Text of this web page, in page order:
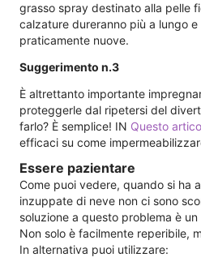
grasso spray destinato alla pelle
calzature dureranno più a lungo e
praticamente nuove.
Suggerimento n.3
È altrettanto importante
proteggerle dal ripetersi del
farlo? È semplice! IN Questo
efficaci su come
Essere pazientare
Come puoi vedere, quando si ha
inzuppate di neve non ci sono
soluzione a questo problema è
Non solo è facilmente reperibile,
In alternativa puoi utilizzare: